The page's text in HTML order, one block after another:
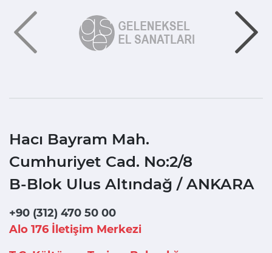
Hacı Bayram Mah.
Cumhuriyet Cad. No:2/8
B-Blok Ulus Altındağ / ANKARA
+90 (312) 470 50 00
Alo 176 İletişim Merkezi